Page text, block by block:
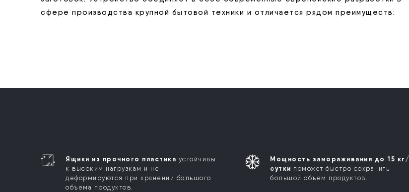
сфере производства крупной бытовой техники и отличается рядом преимуществ:
Ящики из прочного пластика устойчивы
к высоким нагрузкам и не
деформируются при хранении большого
объема продуктов.
Мощность замораживания до 15 кг/
сутки поможет быстро сохранить
большой объем продуктов.